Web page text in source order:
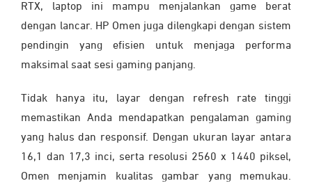
RTX, laptop ini mampu menjalankan game berat
dengan lancar. HP Omen juga dilengkapi dengan sistem
pendingin yang efisien untuk menjaga performa
maksimal saat sesi gaming panjang.
Tidak hanya itu, layar dengan refresh rate tinggi
memastikan Anda mendapatkan pengalaman gaming
yang halus dan responsif. Dengan ukuran layar antara
16,1 dan 17,3 inci, serta resolusi 2560 x 1440 piksel,
Omen menjamin kualitas gambar yang memukau.